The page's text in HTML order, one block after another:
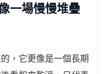
一場慢慢堆疊
，它更像是一個長期